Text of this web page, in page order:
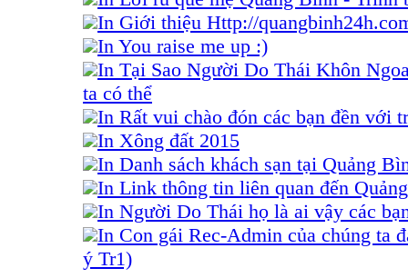
In Giới thiệu Http://
In You raise me up :)
In Tại Sao Người Do Thái Khôn
ta có thể
In Rất vui chào đón các bạn đền với
In Xông đất 2015
In Danh sách khách sạn tại Quảng
In Link thông tin liên quan đến
In Người Do Thái họ là ai vậy các
In Con gái Rec-Admin của chúng ta
ý Tr1)